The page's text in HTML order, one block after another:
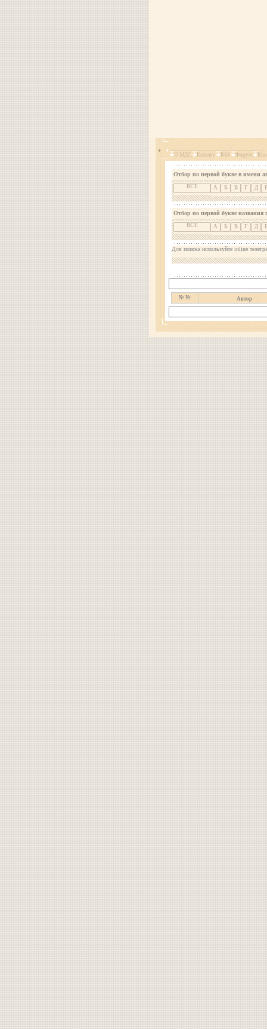
О МДС Каталог RSS Форум
Отбор по первой букве в имени
ВСЕ А Б В Г Д
Отбор по первой букве названия
ВСЕ А Б В Г Д
Для поиска используйте inline
№ № Автор